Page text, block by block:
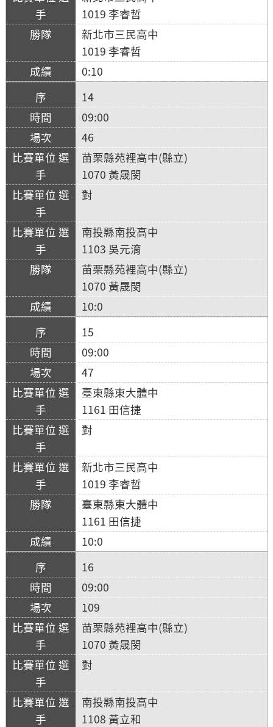
1019 李睿哲
新北市三民高中
1019 李睿哲
0:10
14
09:00
46
苗栗縣苑裡高中(縣立)
1070 黃晟閔
對
南投縣南投高中
1103 吳元淯
苗栗縣苑裡高中(縣立)
1070 黃晟閔
10:0
15
09:00
47
臺東縣東大體中
1161 田信捷
對
新北市三民高中
1019 李睿哲
臺東縣東大體中
1161 田信捷
10:0
16
09:00
109
苗栗縣苑裡高中(縣立)
1070 黃晟閔
對
南投縣南投高中
1108 黃立和